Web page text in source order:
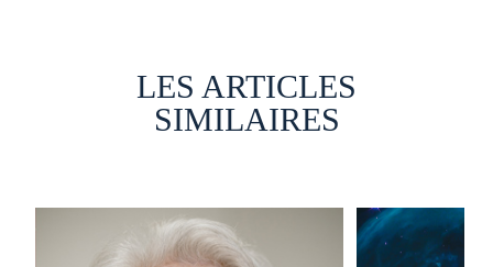
LES ARTICLES
SIMILAIRES